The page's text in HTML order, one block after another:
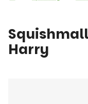
Harry